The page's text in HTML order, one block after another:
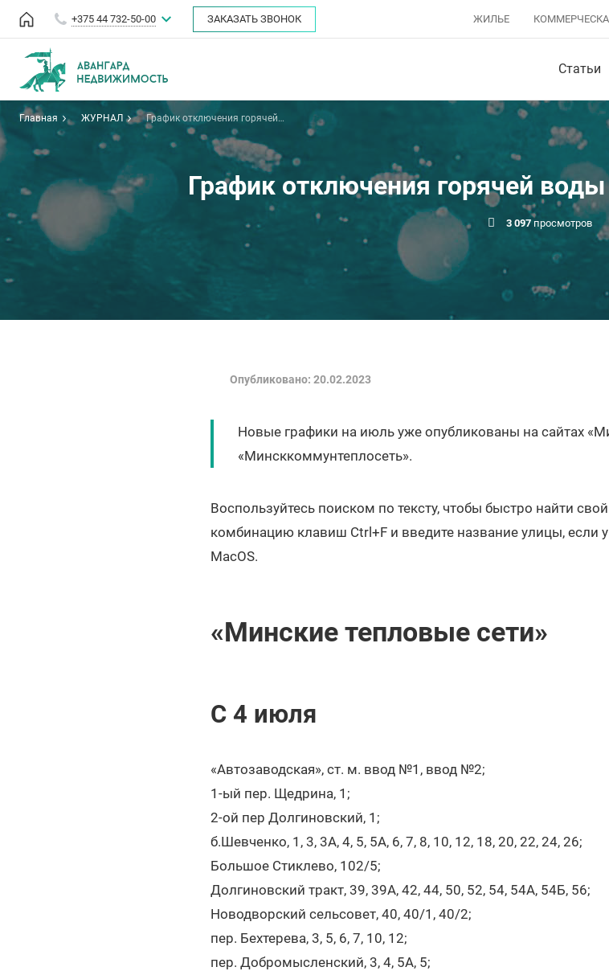
+375 44 732-50-00 ЗАКАЗАТЬ ЗВОНОК ЖИЛЬЕ
Статьи
Главная ЖУРНАЛ
График отключения горячей
воды в Минске: июль 2023 г.
График отключения горячей
3 097 просмотров
Опубликовано: 20.02.2023
Новые графики на июль уже опубликованы на сайтах
«Минсккоммунтеплосеть».
Воспользуйтесь поиском по тексту, чтобы быстро найти
комбинацию клавиш Ctrl+F и введите название улицы, если
MacOS.
«Минские тепловые сети»
С 4 июля
«Автозаводская», ст. м. ввод №1, ввод №2;
1-ый пер. Щедрина, 1;
2-ой пер Долгиновский, 1;
б.Шевченко, 1, 3, 3А, 4, 5, 5А, 6, 7, 8, 10, 12, 18, 20, 22, 24, 26;
Большое Стиклево, 102/5;
Долгиновский тракт, 39, 39А, 42, 44, 50, 52, 54, 54А, 54Б, 56;
Новодворский сельсовет, 40, 40/1, 40/2;
пер. Бехтерева, 3, 5, 6, 7, 10, 12;
пер. Добромысленский, 3, 4, 5А, 5;